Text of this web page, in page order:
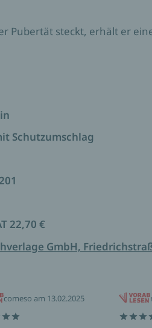
Pubertät steckt, erhält er
schwindet, ihr
etwas: ein neues Leben.
von den Rollen einer Frau
einer großen Liebe.
Schutzumschlag
22,70 €
GmbH,
comeso am 13.02.2025